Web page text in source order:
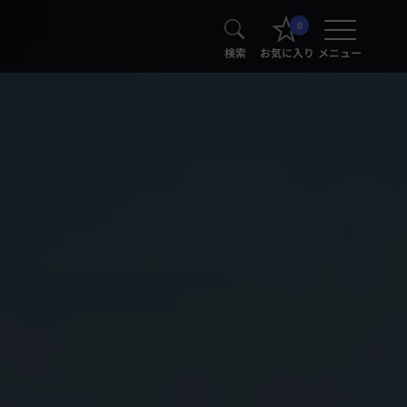
検索
0
お気に入り メニュー